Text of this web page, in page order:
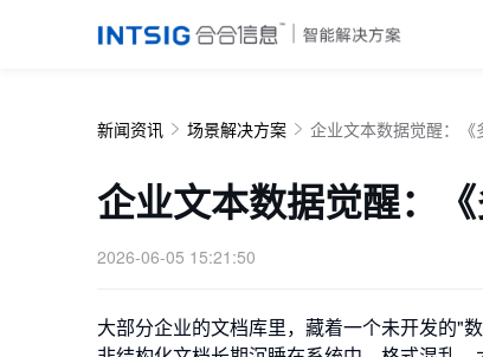
新闻资讯 场景解决方案 企业文本数据觉醒：
企业文本数据觉醒：
2026-06-05 15:21:50
大部分企业的文档库里，藏着一个未开发的